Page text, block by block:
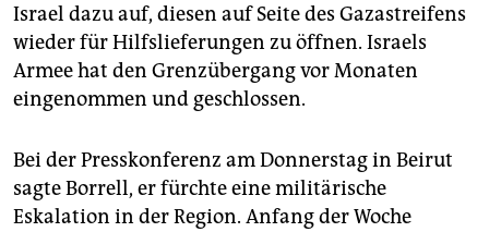
Israel dazu auf, diesen auf Seite des Gazastreifens
wieder für Hilfslieferungen zu öffnen. Israels
Armee hat den Grenzübergang vor Monaten
eingenommen und geschlossen.
Bei der Presskonferenz am Donnerstag in Beirut
sagte Borrell, er fürchte eine militärische
Eskalation in der Region. Anfang der Woche